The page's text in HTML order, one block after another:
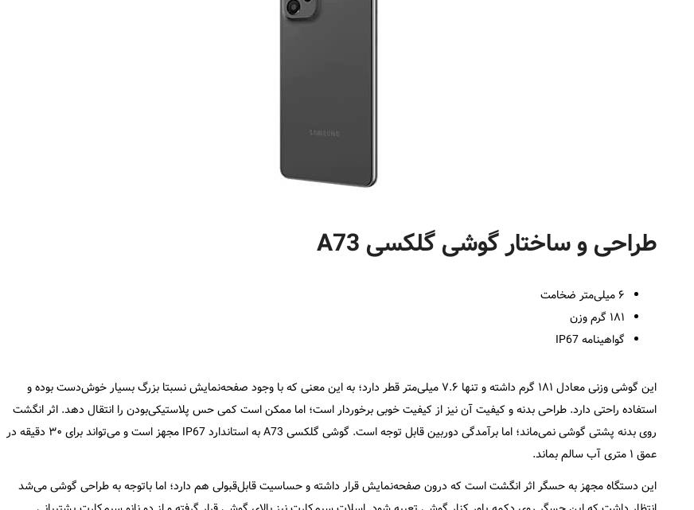
طراحی و ساختار گوشی گلکسی A73
۶ میلی‌متر ضخامت
۱۸۱ گرم وزن
گواهینامه IP67
این گوشی وزنی معادل ۱۸۱ گرم داشته و تنها ۷.۶ میلی‌متر قطر دارد؛ به این معنی که با وجود صفحه‌نمایش نسبتا بزرگ بسیار خوش‌دست بوده و
استفاده راحتی دارد. طراحی بدنه و کیفیت آن نیز از کیفیت خوبی برخوردار است؛ اما ممکن است کمی حس پلاستیکی‌بودن را انتقال دهد. اثر انگشت
روی بدنه پشتی گوشی نمی‌ماند؛ اما برآمدگی دوربین قابل توجه است. گوشی گلکسی A73 به استاندارد IP67 مجهز است و می‌تواند برای ۳۰ دقیقه در
عمق ۱ متری آب سالم بماند.
این دستگاه مجهز به حسگر اثر انگشت است که درون صفحه‌نمایش قرار داشته و حساسیت قابل‌قبولی هم دارد؛ اما با‌توجه به طراحی گوشی می‌شد